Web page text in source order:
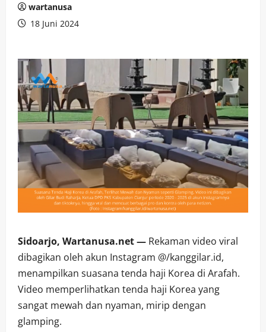
wartanusa
18 Juni 2024
Sidoarjo, Wartanusa.net — Rekaman video viral
dibagikan oleh akun Instagram @/kanggilar.id,
menampilkan suasana tenda haji Korea di Arafah.
Video memperlihatkan tenda haji Korea yang
sangat mewah dan nyaman, mirip dengan
glamping.